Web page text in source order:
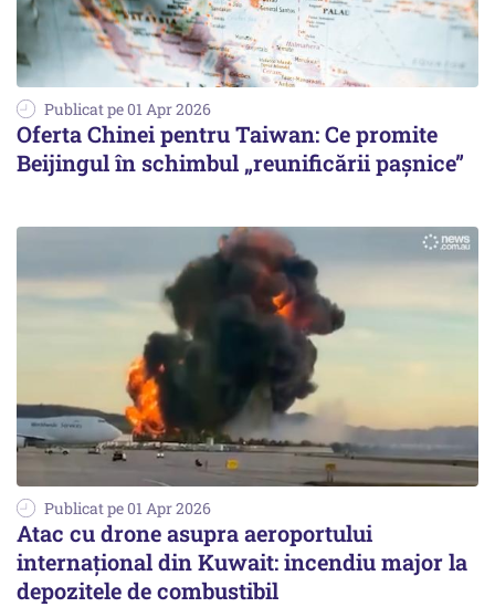
Publicat pe 01 Apr 2026
Oferta Chinei pentru Taiwan: Ce promite
Beijingul în schimbul „reunificării pașnice”
Publicat pe 01 Apr 2026
Atac cu drone asupra aeroportului
internațional din Kuwait: incendiu major la
depozitele de combustibil